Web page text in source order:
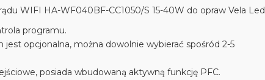
WIFI HA-WF040BF-CC1050/S 15-40W do opraw Vela Led
programu.
jest opcjonalna, można dowolnie wybierać spośród 2-5
posiada wbudowaną aktywną funkcję PFC.